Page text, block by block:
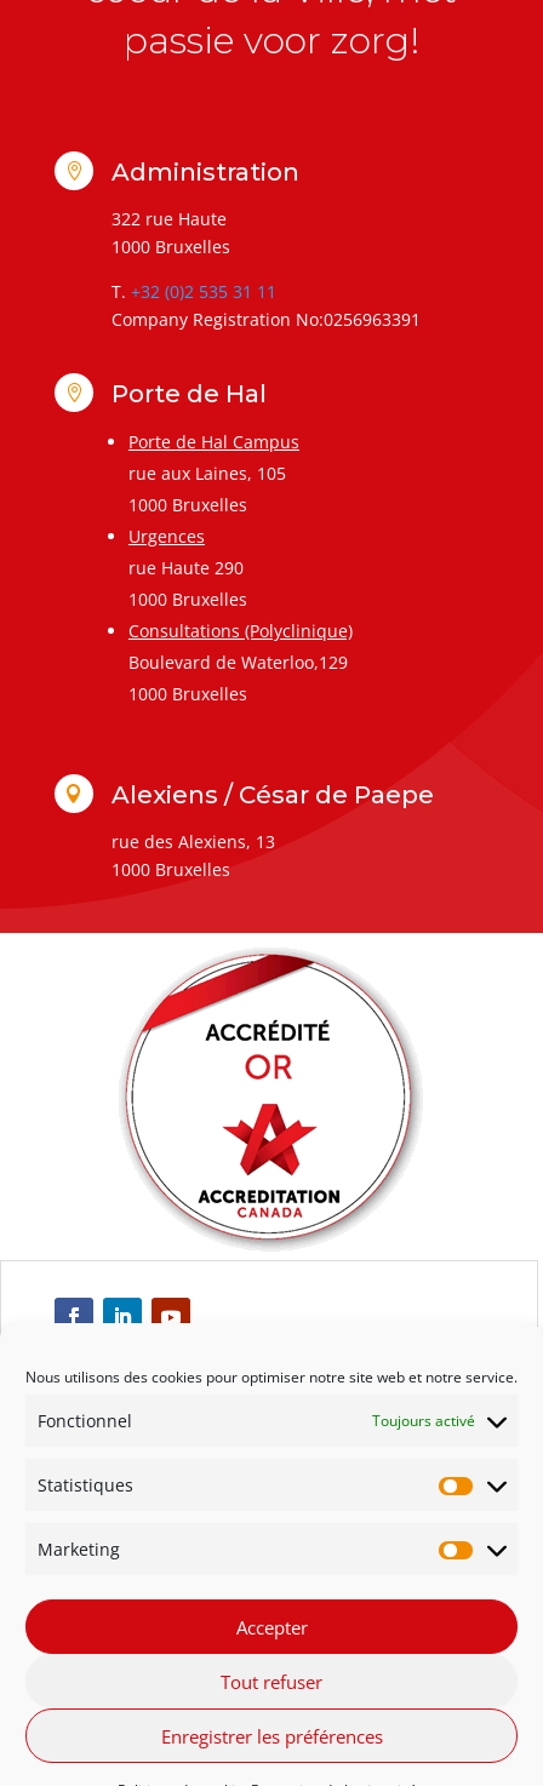
Nous utilisons des cookies pour optimiser notre site web et notre service.
Fonctionnel Toujours activé
Statistiques
Marketing
Accepter
Tout refuser
Enregistrer les préférences
passie voor zorg!
 Administration
322 rue Haute
1000 Bruxelles
T. +32 (0)2 535 31 11
Company Registration No:0256963391
 Porte de Hal
Porte de Hal Campus
rue aux Laines, 105
1000 Bruxelles
Urgences
rue Haute 290
1000 Bruxelles
Consultations (Polyclinique)
Boulevard de Waterloo,129
1000 Bruxelles
 Alexiens / César de Paepe
rue des Alexiens, 13
1000 Bruxelles
Respect
Engagement
Qualité
FR - Belgique NL - België English